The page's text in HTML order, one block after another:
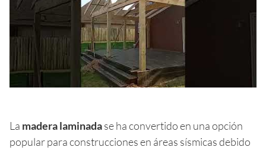
La madera laminadase ha convertido en una opción
popular para construcciones en áreas sísmicas debido